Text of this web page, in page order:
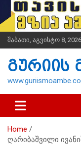
i
t
n
შაბათი, აგვისტო 8, 2026
გურიის
Home
ღარიბაშვილი